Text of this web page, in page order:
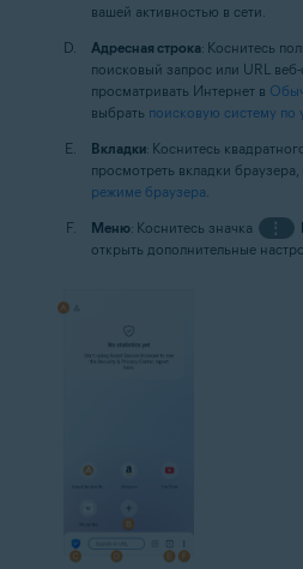
вашей активностью в сети.
Адресная строка: Коснитесь
поисковый запрос или URL веб-
просматривать Интернет в
выбрать поисковую систему по
Вкладки: Коснитесь
просмотреть вкладки
режиме браузера.
Меню: Коснитесь значка ⋮
открыть дополнительные